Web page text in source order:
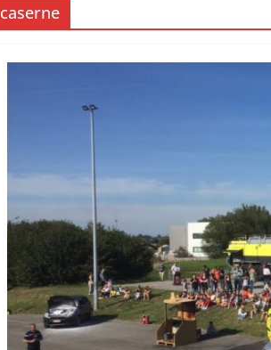
caserne